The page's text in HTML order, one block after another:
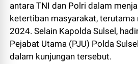
antara TNI dan Polri dalam
ketertiban masyarakat, terutama
2024. Selain Kapolda Sulsel,
Pejabat Utama (PJU) Polda
dalam kunjungan tersebut.